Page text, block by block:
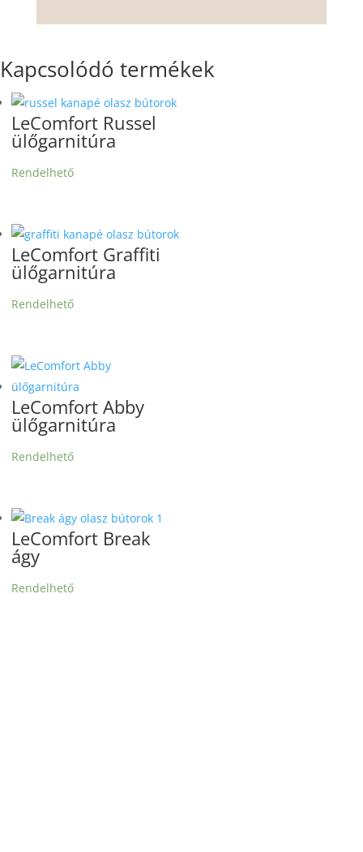
Kapcsolódó termékek
LeComfort Russel
ülőgarnitúra
Rendelhető
LeComfort Graffiti
ülőgarnitúra
Rendelhető
LeComfort Abby
ülőgarnitúra
Rendelhető
LeComfort Break
ágy
Rendelhető